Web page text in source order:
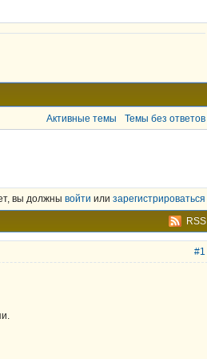
Активные темы Темы без ответов
вы должны войти или зарегистрироваться
RSS
#1